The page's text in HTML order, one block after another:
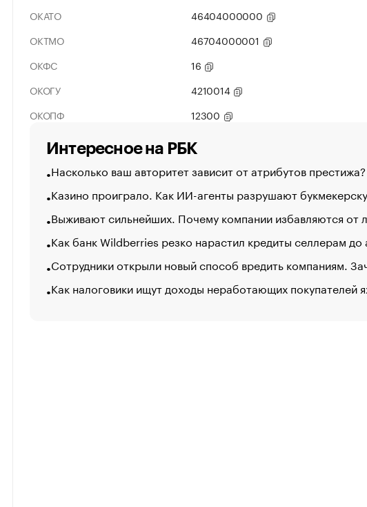
ОКАТО
46404000000
ОКТМО
46704000001
ОКФС
16
ОКОГУ
4210014
ОКОПФ
12300
Интересное на РБК
Насколько ваш авторитет зависит от атрибутов
Казино проиграло. Как ИИ-агенты разрушают
Выживают сильнейших. Почему компании избавляются от
Как банк Wildberries резко нарастил кредиты селлерам до
Сотрудники открыли новый способ вредить компаниям.
Как налоговики ищут доходы неработающих покупателей